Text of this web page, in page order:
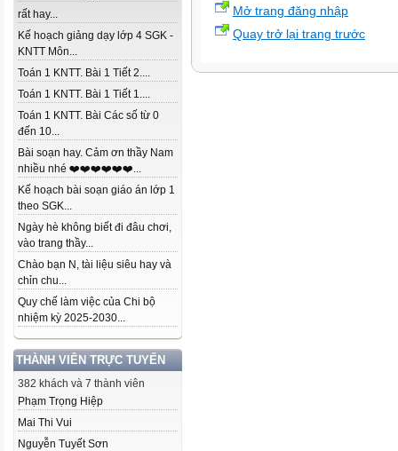
rất hay...
Kế hoạch giảng dạy lớp 4 SGK -
KNTT Môn...
Toán 1 KNTT. Bài 1 Tiết 2....
Toán 1 KNTT. Bài 1 Tiết 1....
Toán 1 KNTT. Bài Các số từ 0
đến 10...
Bài soạn hay. Cảm ơn thầy Nam
nhiều nhé ❤️❤️❤️❤️❤️❤️...
Kế hoạch bài soạn giáo án lớp 1
theo SGK...
Ngày hè không biết đi đâu chơi,
vào trang thầy...
Chào bạn N, tài liệu siêu hay và
chỉn chu...
Quy chế làm việc của Chi bộ
nhiệm kỳ 2025-2030...
THÀNH VIÊN TRỰC TUYẾN
382 khách và 7 thành viên
Phạm Trọng Hiệp
Mai Thi Vui
Nguyễn Tuyết Sơn
Mở trang đăng nhập
Quay trở lại trang trước